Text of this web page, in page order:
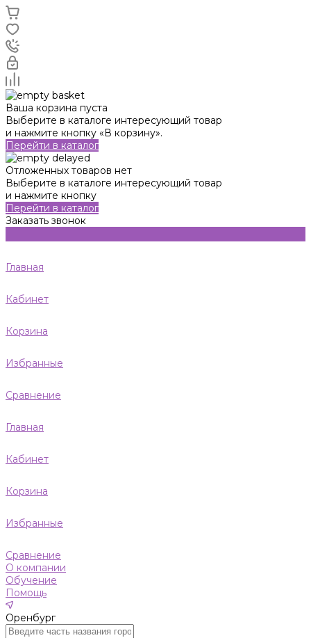
Ваша корзина пуста
Выберите в каталоге интересующий товар
и нажмите кнопку «В корзину».
Перейти в каталог
Отложенных товаров нет
Выберите в каталоге интересующий товар
и нажмите кнопку
Перейти в каталог
Заказать звонок
Главная
Кабинет
Корзина
Избранные
Сравнение
Главная
Кабинет
Корзина
Избранные
Сравнение
О компании
Обучение
Помощь
Оренбург